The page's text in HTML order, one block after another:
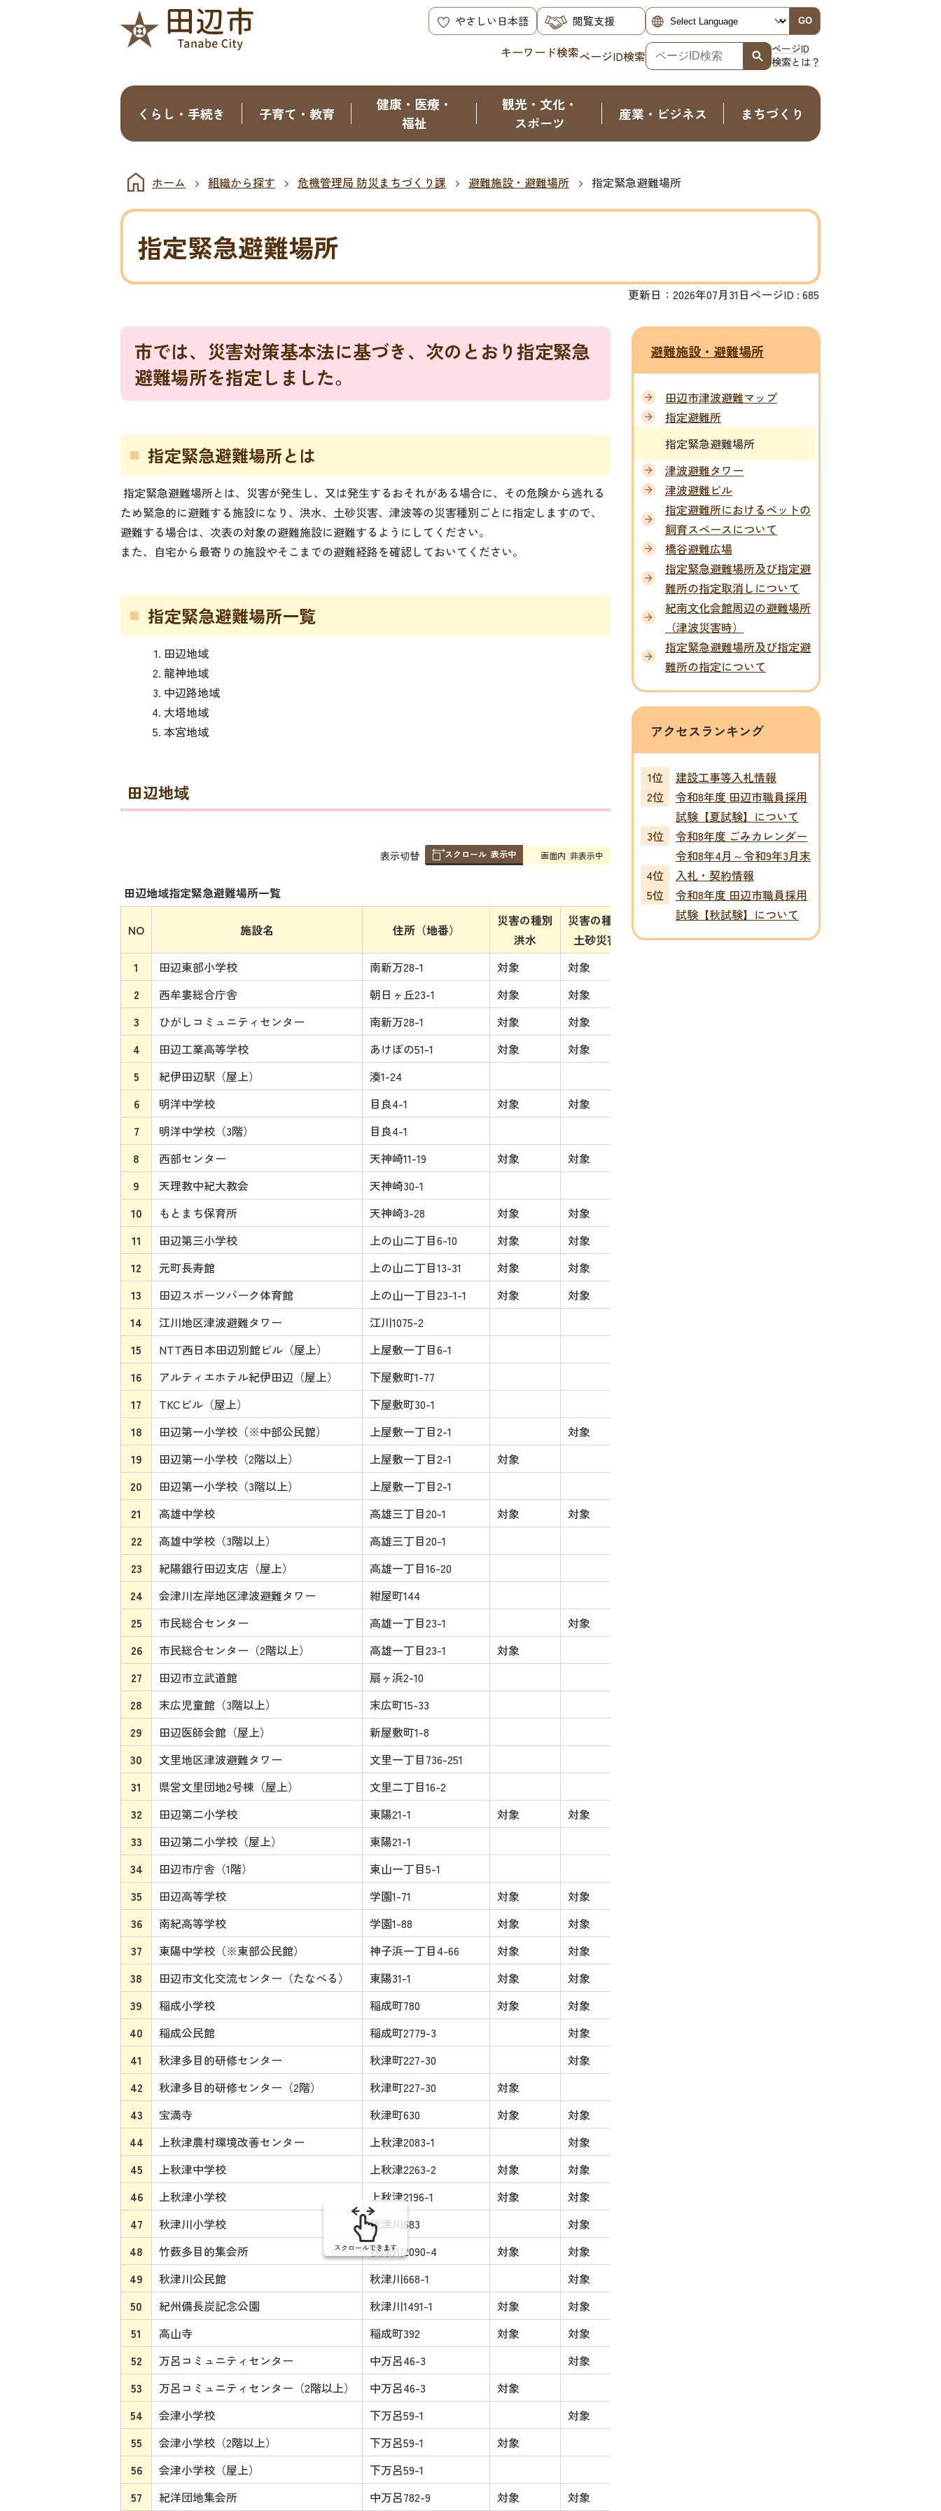
やさしい日本語 閲覧支援 GO
キーワード検索ページID検索
ページID
検索とは？
くらし・手続き 子育て・教育
健康・医療・
福祉
観光・文化・
スポーツ
産業・ビジネス まちづくり
ホーム 組織から探す 危機管理局 防災まちづくり課 避難施設・避難場所 指定緊急避難場所
指定緊急避難場所
更新日：2026年07月31日ページID : 685
市では、災害対策基本法に基づき、次のとおり指定緊急
避難場所を指定しました。
指定緊急避難場所とは
指定緊急避難場所とは、災害が発生し、又は発生するおそれがある場合に、その危険から逃れる
ため緊急的に避難する施設になり、洪水、土砂災害、津波等の災害種別ごとに指定しますので、
避難する場合は、次表の対象の避難施設に避難するようにしてください。
また、自宅から最寄りの施設やそこまでの避難経路を確認しておいてください。
指定緊急避難場所一覧
田辺地域
龍神地域
中辺路地域
大塔地域
本宮地域
田辺地域
表
の
表示切替 スクロール 表示中 画面内 非表示中
田辺地域指定緊急避難場所一覧
NO 施設名 住所（地番）
災害の種別
洪水
災害の種別
土砂災害
災害の種別
高潮
災害の種別
地震
災害の種別
津波
1
田辺東部小学校 南新万28-1 対象 対象
2
西牟婁総合庁舎 朝日ヶ丘23-1 対象 対象
3
ひがしコミュニティセンター 南新万28-1 対象 対象
4
田辺工業高等学校 あけぼの51-1 対象 対象
5
紀伊田辺駅（屋上） 湊1-24
6
明洋中学校 目良4-1 対象 対象
7
明洋中学校（3階） 目良4-1
8
西部センター 天神崎11-19 対象 対象
9
天理教中紀大教会 天神崎30-1
10
もとまち保育所 天神崎3-28 対象 対象
11
田辺第三小学校 上の山二丁目6-10 対象 対象
12
元町長寿館 上の山二丁目13-31 対象 対象
13
田辺スポーツパーク体育館 上の山一丁目23-1-1 対象 対象
14
江川地区津波避難タワー 江川1075-2
15
NTT西日本田辺別館ビル（屋上） 上屋敷一丁目6-1
16
アルティエホテル紀伊田辺（屋上） 下屋敷町1-77
17
TKCビル（屋上） 下屋敷町30-1
18
田辺第一小学校（※中部公民館） 上屋敷一丁目2-1 対象
19
田辺第一小学校（2階以上） 上屋敷一丁目2-1
対象
20
田辺第一小学校（3階以上） 上屋敷一丁目2-1
21
高雄中学校 高雄三丁目20-1 対象 対象
22
高雄中学校（3階以上） 高雄三丁目20-1
23
紀陽銀行田辺支店（屋上） 高雄一丁目16-20
24
会津川左岸地区津波避難タワー 紺屋町144
25
市民総合センター 高雄一丁目23-1 対象
26
市民総合センター（2階以上） 高雄一丁目23-1
対象
27
田辺市立武道館 扇ヶ浜2-10
28
末広児童館（3階以上） 末広町15-33
29
田辺医師会館（屋上） 新屋敷町1-8
30
文里地区津波避難タワー 文里一丁目736-251
31
県営文里団地2号棟（屋上） 文里二丁目16-2
32
田辺第二小学校 東陽21-1 対象 対象
33
田辺第二小学校（屋上） 東陽21-1
34
田辺市庁舎（1階） 東山一丁目5-1
35
田辺高等学校 学園1-71 対象 対象
36
南紀高等学校 学園1-88 対象 対象
37
東陽中学校（※東部公民館） 神子浜一丁目4-66 対象 対象
38
田辺市文化交流センター（たなべる） 東陽31-1 対象 対象
39
稲成小学校 稲成町780 対象 対象
40
稲成公民館 稲成町2779-3 対象
41
秋津多目的研修センター 秋津町227-30 対象
42
秋津多目的研修センター（2階） 秋津町227-30
対象
43
宝満寺 秋津町630 対象 対象
44
上秋津農村環境改善センター 上秋津2083-1 対象
45
上秋津中学校 上秋津2263-2 対象 対象
46
上秋津小学校 上秋津2196-1 対象 対象
47
秋津川小学校 秋津川683 対象
48
竹薮多目的集会所 秋津川2090-4 対象 対象
49
秋津川公民館 秋津川668-1 対象
50
紀州備長炭記念公園 秋津川1491-1 対象 対象
51
高山寺 稲成町392 対象 対象
52
万呂コミュニティセンター 中万呂46-3 対象
53
万呂コミュニティセンター（2階以上） 中万呂46-3
対象
54
会津小学校 下万呂59-1 対象
55
会津小学校（2階以上） 下万呂59-1
対象
56
会津小学校（屋上） 下万呂59-1
57
紀洋団地集会所 中万呂782-9 対象 対象
スクロールできます
避難施設・避難場所
田辺市津波避難マップ
指定避難所
指定緊急避難場所
津波避難タワー
津波避難ビル
指定避難所におけるペットの
飼育スペースについて
橋谷避難広場
指定緊急避難場所及び指定避
難所の指定取消しについて
紀南文化会館周辺の避難場所
（津波災害時）
指定緊急避難場所及び指定避
難所の指定について
アクセスランキング
建設工事等入札情報
令和8年度 田辺市職員採用
試験【夏試験】について
令和8年度 ごみカレンダー
令和8年4月～令和9年3月末
入札・契約情報
令和8年度 田辺市職員採用
試験【秋試験】について